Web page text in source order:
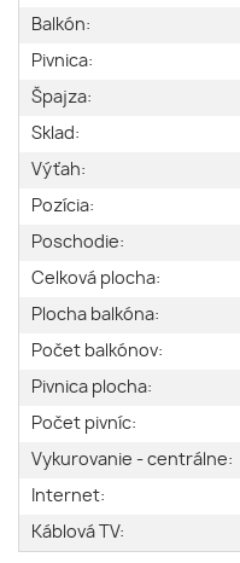
Balkón:
Pivnica:
Špajza:
Sklad:
Výťah:
Pozícia:
Poschodie:
Celková plocha:
Plocha balkóna:
Počet balkónov:
Pivnica plocha:
Počet pivníc:
Vykurovanie - centrálne:
Internet:
Káblová TV: